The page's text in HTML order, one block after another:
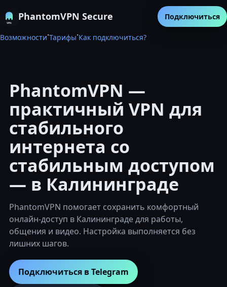
PhantomVPN Secure
Возможности·Тарифы·Как подключиться?
Подключиться
PhantomVPN —
практичный VPN для
стабильного
интернета со
стабильным доступом
— в Калининграде
PhantomVPN помогает сохранить комфортный
онлайн-доступ в Калининграде для работы,
общения и видео. Настройка выполняется без
лишних шагов.
Подключиться в Telegram